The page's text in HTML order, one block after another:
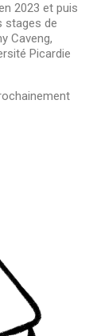
2023 et puis
stages de
Caveng,
Picardie